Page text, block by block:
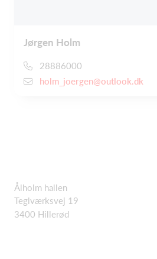
Jørgen Holm
28886000
holm_joergen@outlook.dk
Ålholm hallen
Teglværksvej 19
3400 Hillerød